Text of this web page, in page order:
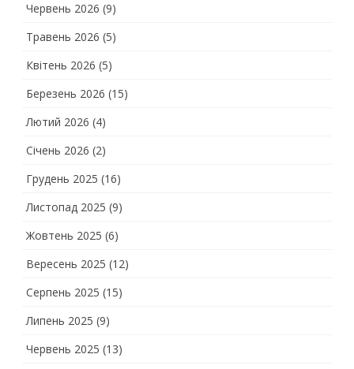
Червень 2026 (9)
Травень 2026 (5)
Квітень 2026 (5)
Березень 2026 (15)
Лютий 2026 (4)
Січень 2026 (2)
Грудень 2025 (16)
Листопад 2025 (9)
Жовтень 2025 (6)
Вересень 2025 (12)
Серпень 2025 (15)
Липень 2025 (9)
Червень 2025 (13)